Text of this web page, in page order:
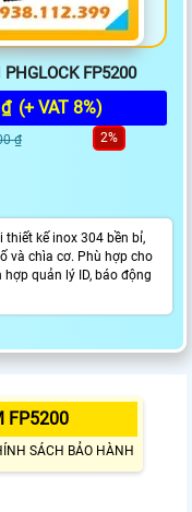
FP5200
(+ VAT 8%)
₫ 2%
thiết kế inox 304 bền bỉ,
và chìa cơ. Phù hợp cho
quản lý ID, báo động
FP5200
SÁCH BẢO HÀNH